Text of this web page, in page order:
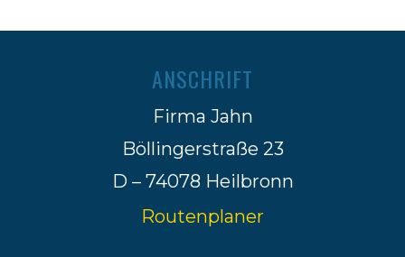
ANSCHRIFT
Firma Jahn
Böllingerstraße 23
D – 74078 Heilbronn
Routenplaner